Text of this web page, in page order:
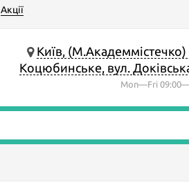
Акції
Київ, (М.Академмістечко)
Коцюбинське, вул.
Mon—Fri